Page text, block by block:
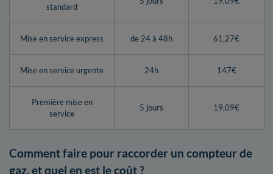
standard
Mise en service express de 24 à 48h 61,27€
Mise en service urgente 24h 147€
Première mise en
service
5 jours 19,09€
Comment faire pour raccorder un compteur de
gaz, et quel en est le coût ?